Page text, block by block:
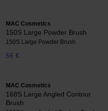
MAC Cosmetics
150S Large Powder Brush
150S Large Powder Brush
56 €
MAC Cosmetics
168S Large Angled Contour
Brush